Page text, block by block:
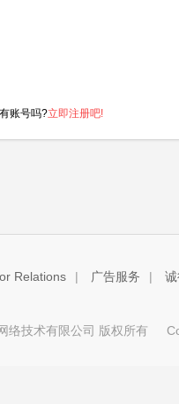
账号吗?立即注册吧!
Relations | 广告服务 |
络技术有限公司 版权所有